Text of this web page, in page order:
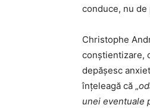
conduce, nu
Christophe
conștientizare,
depășesc
înțeleagă că „
unei eventuale